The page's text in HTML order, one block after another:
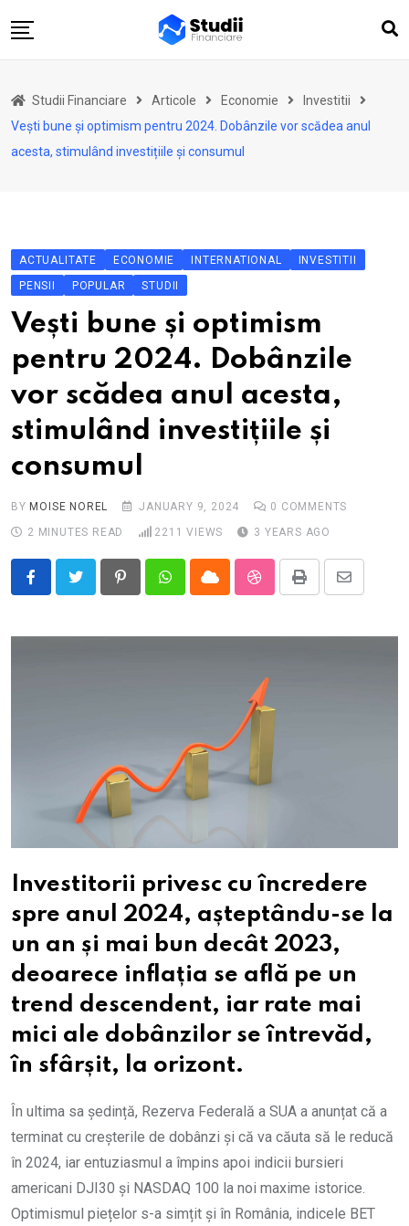
to
Actualitate
Investiții
Multimedia
Autori
Analize ASF
Studii Financiare Articole Economie
Investitii
Vești bune și optimism pentru 2024. Dobânzile vor scădea anul
acesta, stimulând investițiile și consumul
ACTUALITATE ECONOMIE INTERNATIONAL
INVESTITII
PENSII
POPULAR STUDII
Vești bune și optimism
pentru 2024. Dobânzile
vor scădea anul acesta,
stimulând investițiile și
consumul
BY MOISE NOREL JANUARY 9, 2024 0 COMMENTS
2 MINUTES READ
2211 VIEWS 3 YEARS AGO
PinterestWhatsappCloud StumbleUpon
Print
Share
Email
Investitorii privesc cu încredere
spre anul 2024, așteptându-se la
un an și mai bun decât 2023,
deoarece inflația se află pe un
trend descendent, iar rate mai
mici ale dobânzilor se întrevăd,
în sfârșit, la orizont.
În ultima sa ședință, Rezerva Federală a SUA a anunțat că a
terminat cu creșterile de dobânzi și că va căuta să le reducă
în 2024, iar entuziasmul a împins apoi indicii bursieri
americani DJI30 și NASDAQ 100 la noi maxime istorice.
Optimismul piețelor s-a simțit și în România, indicele BET